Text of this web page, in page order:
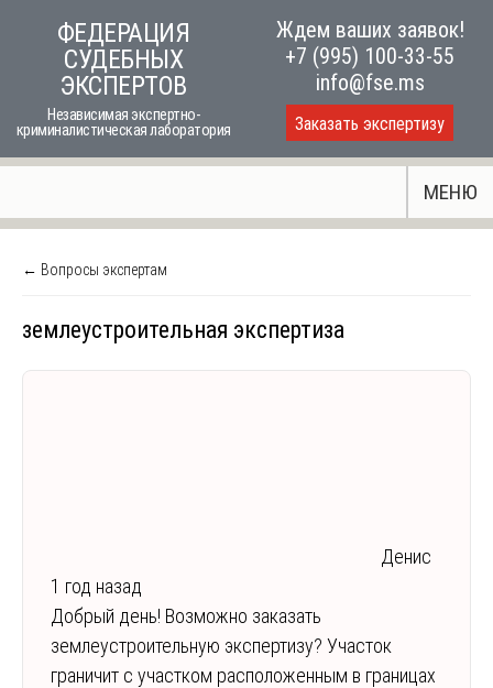
ФЕДЕРАЦИЯ
СУДЕБНЫХ
ЭКСПЕРТОВ
Независимая экспертно-
криминалистическая лаборатория
Ждем ваших заявок!
+7 (995) 100-33-55
info@fse.ms
Заказать экспертизу
МЕНЮ
← Вопросы экспертам
землеустроительная экспертиза
Денис
1 год назад
Добрый день! Возможно заказать
землеустроительную экспертизу? Участок
граничит с участком расположенным в границах